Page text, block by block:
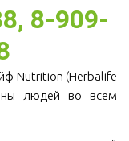
8-909-
Nutrition (Herbalife
людей во всем